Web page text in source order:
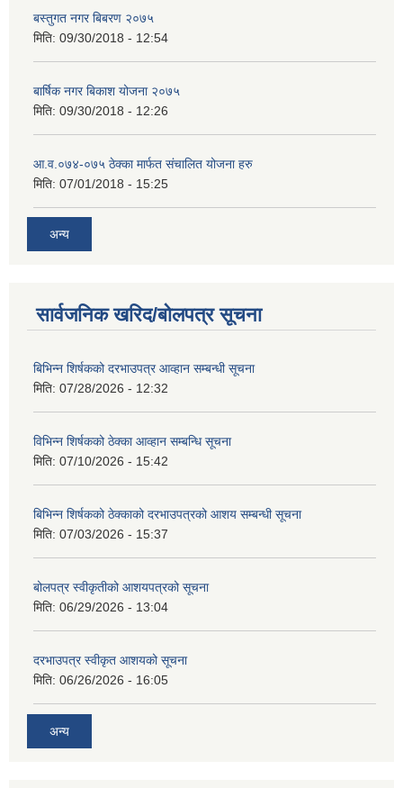
बस्तुगत नगर बिबरण २०७५
मिति: 09/30/2018 - 12:54
बार्षिक नगर बिकाश योजना २०७५
मिति: 09/30/2018 - 12:26
आ.व.०७४-०७५ ठेक्का मार्फत संचालित योजना हरु
मिति: 07/01/2018 - 15:25
अन्य
सार्वजनिक खरिद/बोलपत्र सूचना
बिभिन्‍न शिर्षकको दरभाउपत्र आव्हान सम्बन्धी सूचना
मिति: 07/28/2026 - 12:32
विभिन्न शिर्षकको ठेक्का आव्हान सम्बन्धि सूचना
मिति: 07/10/2026 - 15:42
बिभिन्‍न शिर्षकको ठेक्काको दरभाउपत्रको आशय सम्बन्धी सूचना
मिति: 07/03/2026 - 15:37
बोलपत्र स्वीकृतीको आशयपत्रको सूचना
मिति: 06/29/2026 - 13:04
दरभाउपत्र स्वीकृत आशयको सूचना
मिति: 06/26/2026 - 16:05
अन्य